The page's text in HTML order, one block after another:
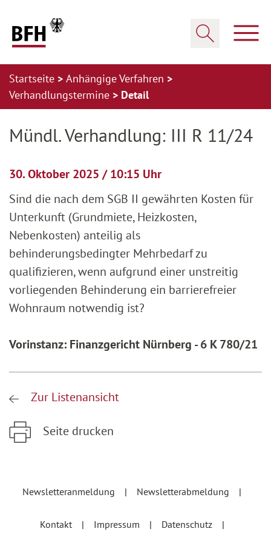
Startseite
Anhängige Verfahren
Verhandlungstermine
Detail
Mündl. Verhandlung: III R 11/24
30. Oktober 2025 / 10:15 Uhr
Sind die nach dem SGB II gewährten Kosten für
Unterkunft (Grundmiete, Heizkosten,
Nebenkosten) anteilig als
behinderungsbedingter Mehrbedarf zu
qualifizieren, wenn aufgrund einer unstreitig
vorliegenden Behinderung ein barrierefreier
Wohnraum notwendig ist?
Vorinstanz: Finanzgericht Nürnberg - 6 K 780/21
Zur Listenansicht
Seite drucken
Newsletteranmeldung
Newsletterabmeldung
Kontakt Impressum Datenschutz